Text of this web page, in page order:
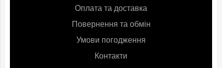
Оплата та доставка
Повернення та обмін
Умови погодження
Контакти